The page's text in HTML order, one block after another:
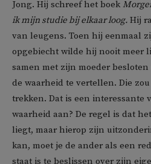
Jong. Hij schreef het boek
ik mijn studie bij elkaar loog. Hij
van leugens. Toen hij eenmaal
opgebiecht wilde hij nooit meer
samen met zijn moeder
de waarheid te vertellen. Die
trekken. Dat is een interessante
waarheid aan? De regel is dat
liegt, maar hierop zijn
kan, moet je de ander als een
staat is te beslissen over zijn